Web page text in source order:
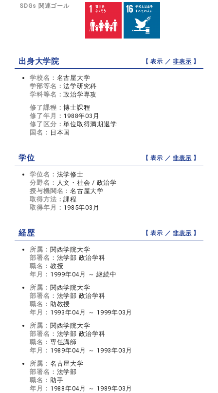
SDGs 関連ゴール
出身大学院 【 表示 ／非表示 】
学校名： 名古屋大学
学部等名：法学研究科
学科等名：政治学専攻
修了課程：博士課程
修了年月： 1988年03月
修了区分：単位取得満期退学
国名： 日本国
学位 【 表示 ／非表示 】
学位名： 法学修士
分野名： 人文・社会 / 政治学
授与機関名：名古屋大学
取得方法：課程
取得年月： 1985年03月
経歴 【 表示 ／非表示 】
所属： 関西学院大学
部署名： 法学部 政治学科
職名： 教授
年月： 1999年04月 ～ 継続中
所属： 関西学院大学
部署名： 法学部 政治学科
職名： 助教授
年月： 1993年04月 ～ 1999年03月
所属： 関西学院大学
部署名： 法学部 政治学科
職名： 専任講師
年月： 1989年04月 ～ 1993年03月
所属： 名古屋大学
部署名： 法学部
職名： 助手
年月： 1988年04月 ～ 1989年03月